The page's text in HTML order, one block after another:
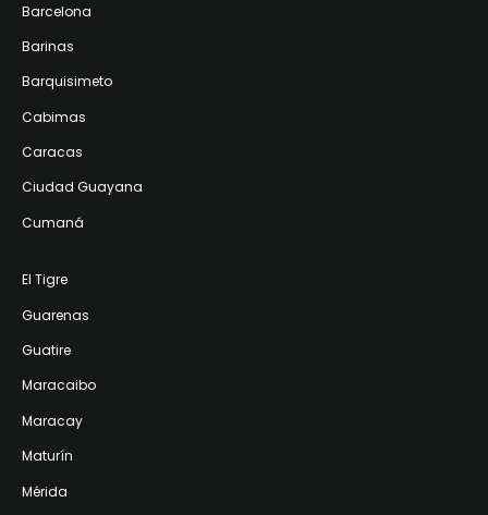
Barcelona
Barinas
Barquisimeto
Cabimas
Caracas
Ciudad Guayana
Cumaná
El Tigre
Guarenas
Guatire
Maracaibo
Maracay
Maturín
Mérida